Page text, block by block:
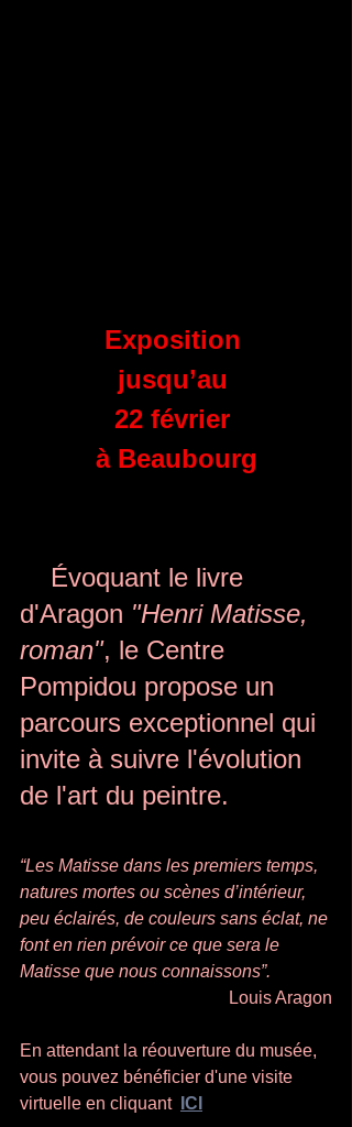
Exposition
jusqu’au
22 février
à Beaubourg
d'Aragon "Henri Matisse,
roman", le Centre
Pompidou propose un
parcours exceptionnel qui
invite à suivre l'évolution
de l'art du peintre.
“Les Matisse dans les premiers temps,
natures mortes ou scènes d’intérieur,
peu éclairés, de couleurs sans éclat, ne
font en rien prévoir ce que sera le
Matisse que nous connaissons”.
Louis Aragon
En attendant la réouverture du musée,
vous pouvez bénéficier d'une visite
virtuelle en cliquant
ICI